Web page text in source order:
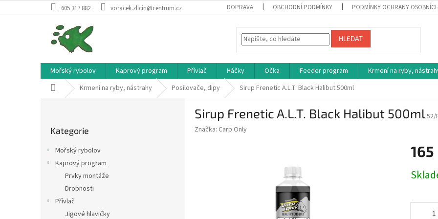
na
605 317 882 voracek.zlicin@centrum.cz DOPRAVA OBCHODNÍ PODMÍNKY PODMÍNKY OCHRANY OSOBNÍCH
HLEDAT
Mořský rybolov Kaprový program Přívlač Háčky Očka Feeder program Krmení na ryby,
Domů Krmení na ryby, nástrahy Posilovače, dipy Sirup Frenetic A.L.T. Black Halibut 500ml
kategorie
Kategorie
Mořský rybolov
Kaprový program
Prvky montáže
Drobnosti
Přívlač
Jigové hlavičky
Sirup Frenetic A.L.T. Black Halibut 500ml52/
Značka: Carp Only
165
cena: